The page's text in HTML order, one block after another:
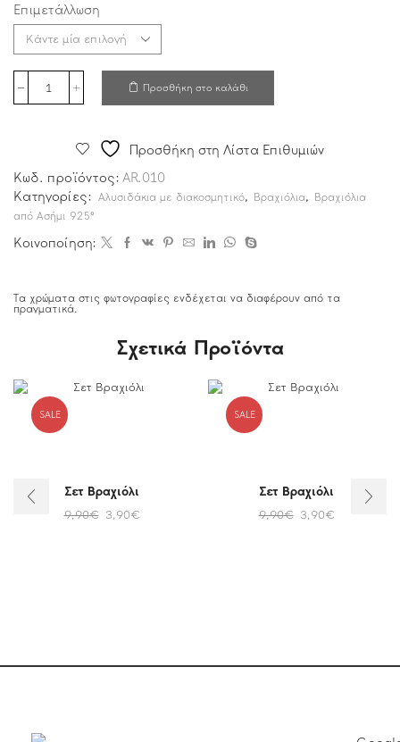
Επιμετάλλωση
Προσθήκη στο καλάθι
Προσθήκη στη Λίστα Επιθυμιών
Κωδ. προϊόντος: AR.010
Κατηγορίες: Αλυσιδάκια με διακοσμητικό, Βραχιόλια, Βραχιόλια
από Ασήμι 925°
Κοινοποίηση:
Τα χρώματα στις φωτογραφίες ενδέχεται να διαφέρουν από τα
πραγματικά.
Σχετικά Προϊόντα
SALE
Σετ Βραχιόλι
9,90€ 3,90€
SALE
Σετ Βραχιόλι
9,90€ 3,90€